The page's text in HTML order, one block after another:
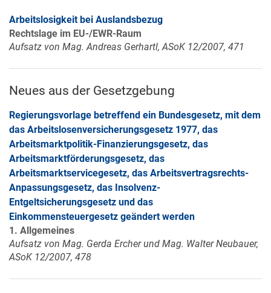
Arbeitslosigkeit bei Auslandsbezug
Rechtslage im EU-/EWR-Raum
Aufsatz von Mag. Andreas Gerhartl, ASoK 12/2007, 471
Neues aus der Gesetzgebung
Regierungsvorlage betreffend ein Bundesgesetz, mit dem
das Arbeitslosenversicherungsgesetz 1977, das
Arbeitsmarktpolitik-Finanzierungsgesetz, das
Arbeitsmarktförderungsgesetz, das
Arbeitsmarktservicegesetz, das Arbeitsvertragsrechts-
Anpassungsgesetz, das Insolvenz-
Entgeltsicherungsgesetz und das
Einkommensteuergesetz geändert werden
1. Allgemeines
Aufsatz von Mag. Gerda Ercher und Mag. Walter Neubauer,
ASoK 12/2007, 478